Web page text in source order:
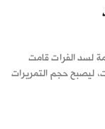
لسد الفرات ‏قامت
المفيض رقم 3 في سد الفرات، ليصبح حجم ‏التمريرات